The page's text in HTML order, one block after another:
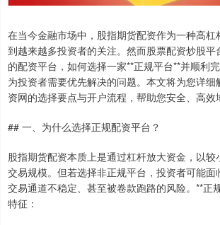
在当今金融市场中，股指期货配资作为一种高杠
到越来越多投资者的关注。然而股票配资炒股平
的配资平台，如何选择一家**正规平台**并顺利
为投资者需要优先解决的问题。本文将为您详
资网的选择要点与开户流程，帮助您安全、高效
## 一、为什么选择正规配资平台？
股指期货配资本质上是通过杠杆放大资金，以较
交易规模。但若选择非正规平台，投资者可能面
交易通道不稳定、甚至被卷款跑路的风险。**正
特征：